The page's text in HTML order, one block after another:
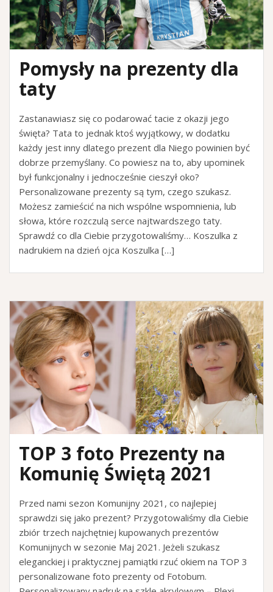
Pomysły na prezenty dla
taty
Zastanawiasz się co podarować tacie z okazji jego
święta? Tata to jednak ktoś wyjątkowy, w dodatku
każdy jest inny dlatego prezent dla Niego powinien być
dobrze przemyślany. Co powiesz na to, aby upominek
był funkcjonalny i jednocześnie cieszył oko?
Personalizowane prezenty są tym, czego szukasz.
Możesz zamieścić na nich wspólne wspomnienia, lub
słowa, które rozczulą serce najtwardszego taty.
Sprawdź co dla Ciebie przygotowaliśmy… Koszulka z
nadrukiem na dzień ojca Koszulka […]
TOP 3 foto Prezenty na
Komunię Świętą 2021
Przed nami sezon Komunijny 2021, co najlepiej
sprawdzi się jako prezent? Przygotowaliśmy dla Ciebie
zbiór trzech najchętniej kupowanych prezentów
Komunijnych w sezonie Maj 2021. Jeżeli szukasz
eleganckiej i praktycznej pamiątki rzuć okiem na TOP 3
personalizowane foto prezenty od Fotobum.